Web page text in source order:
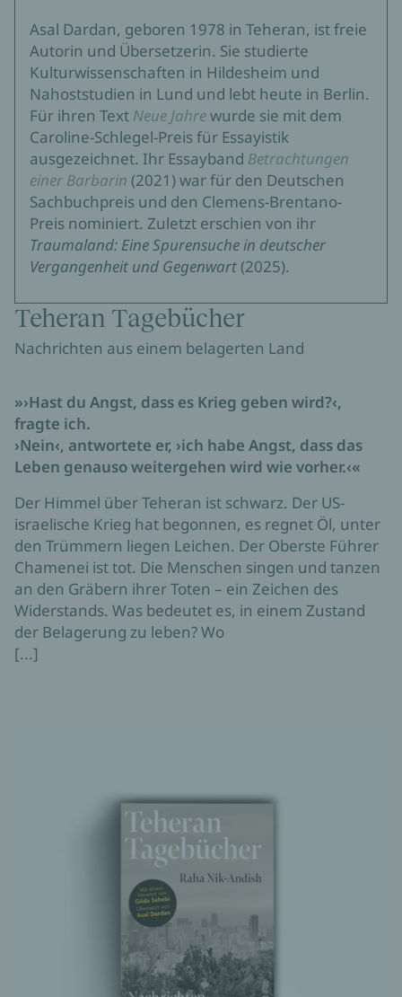
Asal Dardan, geboren 1978 in Teheran, ist freie
Autorin und Übersetzerin. Sie studierte
Kulturwissenschaften in Hildesheim und
Nahoststudien in Lund und lebt heute in Berlin.
Für ihren Text Neue Jahrewurde sie mit dem
Caroline-Schlegel-Preis für Essayistik
ausgezeichnet. Ihr Essayband Betrachtungen
einer Barbarin (2021) war für den Deutschen
Sachbuchpreis und den Clemens-Brentano-
Preis nominiert. Zuletzt erschien von ihr
Traumaland: Eine Spurensuche in deutscher
Vergangenheit und Gegenwart (2025).
Teheran Tagebücher
Nachrichten aus einem belagerten Land
»›Hast du Angst, dass es Krieg geben wird?‹,
fragte ich.
›Nein‹, antwortete er, ›ich habe Angst, dass das
Leben genauso weitergehen wird wie vorher.‹«
Der Himmel über Teheran ist schwarz. Der US-
israelische Krieg hat begonnen, es regnet Öl, unter
den Trümmern liegen Leichen. Der Oberste Führer
Chamenei ist tot. Die Menschen singen und tanzen
an den Gräbern ihrer Toten – ein Zeichen des
Widerstands. Was bedeutet es, in einem Zustand
der Belagerung zu leben? Wo
[...]